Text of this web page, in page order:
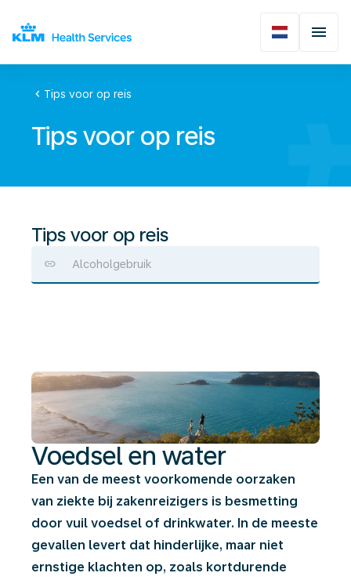
chevron_left Tips voor op reis
Tips voor op reis
Tips voor op reis
Alcoholgebruik
Voedsel
Voedsel en water
Een van de meest voorkomende oorzaken
van ziekte bij zakenreizigers is besmetting
door vuil voedsel of drinkwater. In de meeste
gevallen levert dat hinderlijke, maar niet
ernstige klachten op, zoals kortdurende